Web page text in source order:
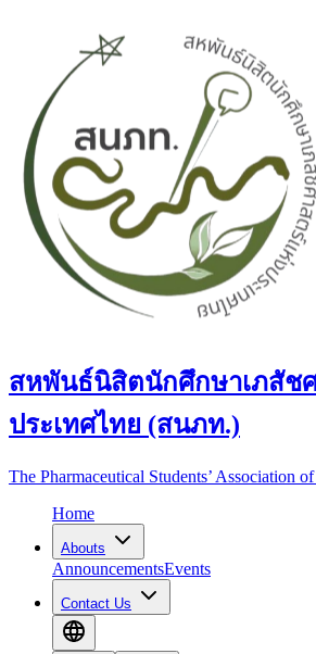
สหพันธ์นิสิตนักศึกษาเภสัช
ประเทศไทย (สนภท.)
The Pharmaceutical Students’ Association
Home
Abouts
AnnouncementsEvents
Contact Us